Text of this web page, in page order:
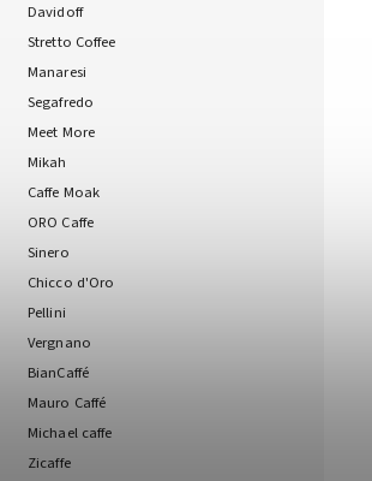
Davidoff
Stretto Coffee
Manaresi
Segafredo
Meet More
Mikah
Caffe Moak
ORO Caffe
Sinero
Chicco d'Oro
Pellini
Vergnano
BianCaffé
Mauro Caffé
Michael caffe
Zicaffe